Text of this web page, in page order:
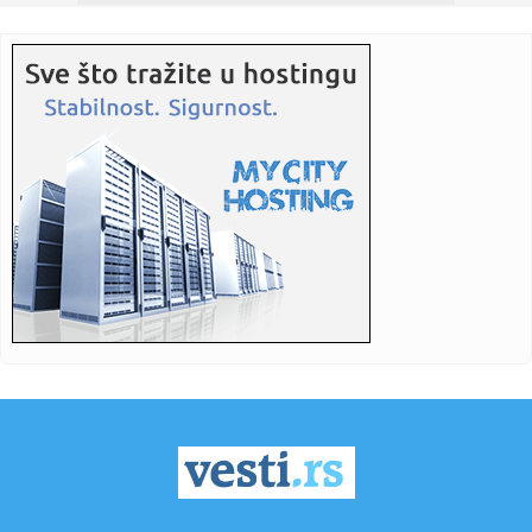
21:07: Slovenija suočena sa sušom, građani pozvani da štede
vodu
21:07:
ChatGPT
21:07:Vic dana: Iskren kandidat za posao
21:07:Pljeskavice od tikvica i feta sira
21:07:Vučić priredio večeru u čast Zelenskog: Ovo su teme
razgovora...
Faris Dževahirić novi fudbaler Veleža